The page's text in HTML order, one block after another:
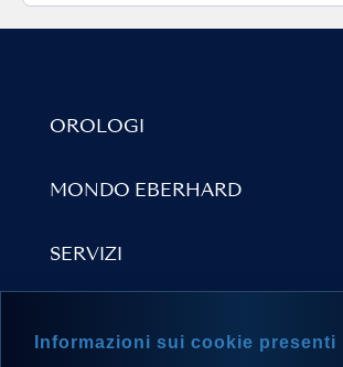
OROLOGI
MONDO EBERHARD
SERVIZI
Informazioni sui cookie presenti